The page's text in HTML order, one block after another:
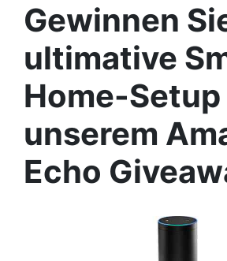
Gewinnen
ultimative
Home-Setup
unserem
Echo